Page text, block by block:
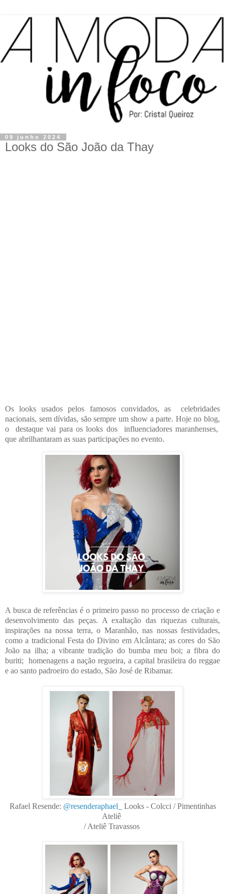
09 junho 2024
Looks do São João da Thay
Os looks usados pelos famosos convidados, as celebridades
nacionais, sem dívidas, são sempre um show a parte. Hoje no blog,
o destaque vai para os looks dos influenciadores maranhenses,
que abrilhantaram as suas participações no evento.
A busca de referências é o primeiro passo no processo de criação e
desenvolvimento das peças. A exaltação das riquezas culturais,
inspirações na nossa terra, o Maranhão, nas nossas festividades,
como a tradicional Festa do Divino em Alcântara; as cores do São
João na ilha; a vibrante tradição do bumba meu boi; a fibra do
buriti; homenagens a nação regueira, a capital brasileira do reggae
e ao santo padroeiro do estado, São José de Ribamar.
Rafael Resende: @resenderaphael_
Looks - Colcci / Pimentinhas
Ateliê
/ Ateliê Travassos